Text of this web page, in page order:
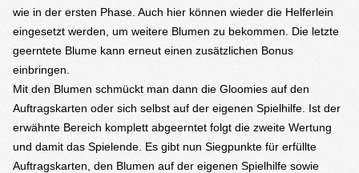
wie in der ersten Phase. Auch hier können wieder die Helferlein
eingesetzt werden, um weitere Blumen zu bekommen. Die letzte
geerntete Blume kann erneut einen zusätzlichen Bonus
einbringen.
Mit den Blumen schmückt man dann die Gloomies auf den
Auftragskarten oder sich selbst auf der eigenen Spielhilfe. Ist der
erwähnte Bereich komplett abgeerntet folgt die zweite Wertung
und damit das Spielende. Es gibt nun Siegpunkte für erfüllte
Auftragskarten, den Blumen auf der eigenen Spielhilfe sowie